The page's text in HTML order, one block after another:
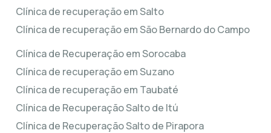
Clínica de recuperação em Salto
Clínica de recuperação em São Bernardo do Campo
Clínica de Recuperação em Sorocaba
Clínica de recuperação em Suzano
Clínica de recuperação em Taubaté
Clínica de Recuperação Salto de Itú
Clínica de Recuperação Salto de Pirapora